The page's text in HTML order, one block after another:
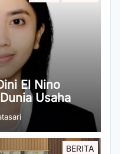
El Nino
Usaha
BERITA